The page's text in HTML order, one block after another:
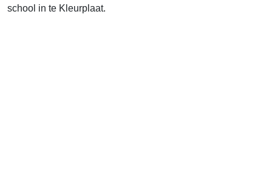
school in te Kleurplaat.